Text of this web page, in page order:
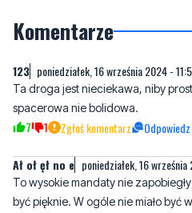
Komentarze
123 poniedziałek, 16 września 2024 -
Ta droga jest nieciekawa, niby
spacerowa nie bolidowa.
7 1 Zgłoś komentarz
Ał oł ęł no e poniedziałek, 16
To wysokie mandaty nie
być pięknie. W ogóle nie miało być